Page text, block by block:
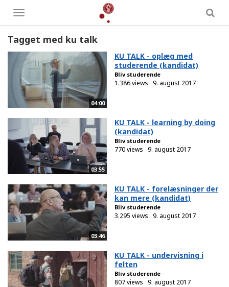
Toggle
menu
Tagget med ku talk
04:00
KU TALK - oplæg med
studerende (kandidat)
Bliv studerende
1.386 views 9. august 2017
03:55
KU TALK - learning by doing
(kandidat)
Bliv studerende
770 views 9. august 2017
03:46
KU TALK - forelæsninger der
kan mere (kandidat)
Bliv studerende
3.295 views 9. august 2017
KU TALK - undervisning i
felten
Bliv studerende
807 views 9. august 2017